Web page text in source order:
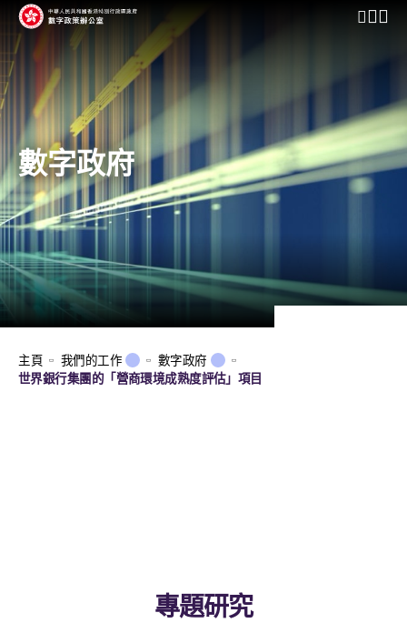
開啟行
數字政府
主頁 我們的工作
數字政府
世界銀行集團的「營商環境成熟度評估」項目
專題研究